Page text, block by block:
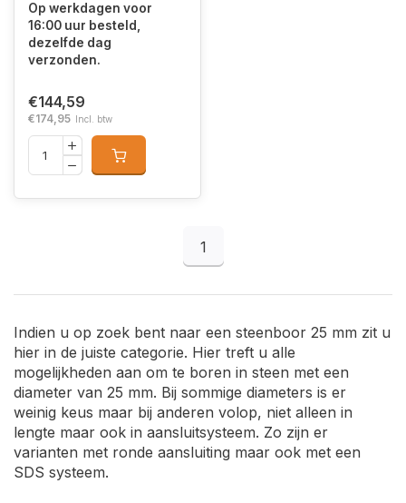
Op werkdagen voor
16:00 uur besteld,
dezelfde dag
verzonden.
€144,59
€174,95 Incl. btw
1
Indien u op zoek bent naar een steenboor 25 mm zit u
hier in de juiste categorie. Hier treft u alle
mogelijkheden aan om te boren in steen met een
diameter van 25 mm. Bij sommige diameters is er
weinig keus maar bij anderen volop, niet alleen in
lengte maar ook in aansluitsysteem. Zo zijn er
varianten met ronde aansluiting maar ook met een
SDS systeem.